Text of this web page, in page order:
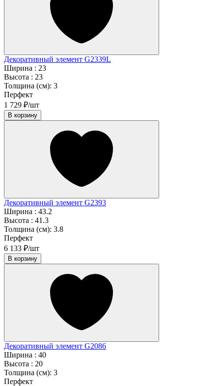
Декоративный элемент G2339L
Ширина : 23
Высота : 23
Толщина (см): 3
Перфект
1 729 ₽/шт
В корзину
Декоративный элемент G2393
Ширина : 43.2
Высота : 41.3
Толщина (см): 3.8
Перфект
6 133 ₽/шт
В корзину
Декоративный элемент G2086
Ширина : 40
Высота : 20
Толщина (см): 3
Перфект